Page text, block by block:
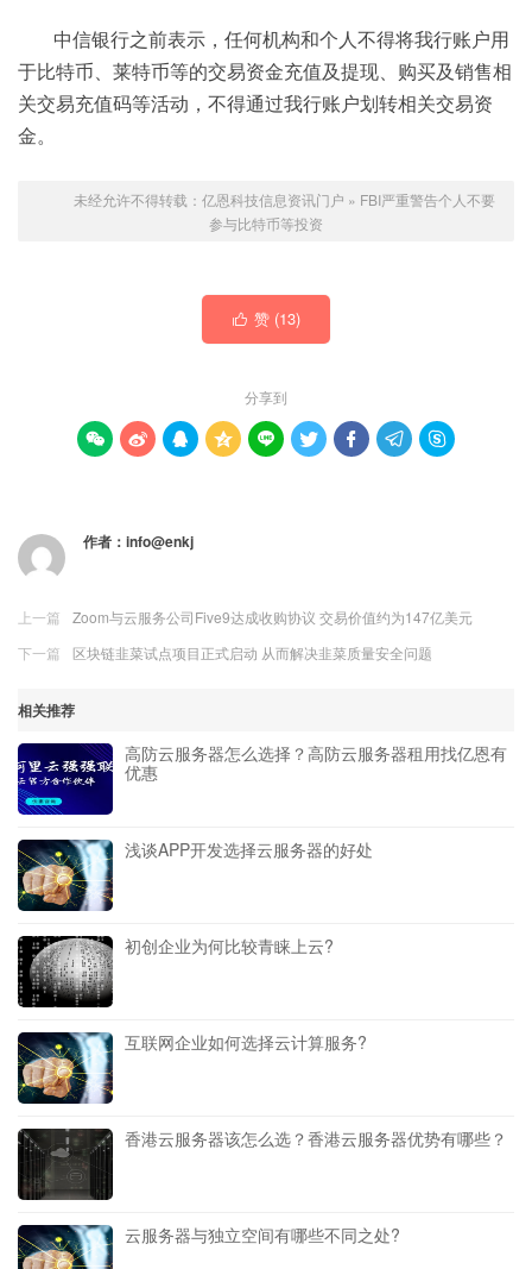
中信银行之前表示，任何机构和个人不得将我行账户用
于比特币、莱特币等的交易资金充值及提现、购买及销售相
关交易充值码等活动，不得通过我行账户划转相关交易资
金。
未经允许不得转载： 亿恩科技信息资讯门户 » FBI严重警告个人不要
参与比特币等投资
 赞 (13)
分享到
        
作者： info@enkj
上一篇
Zoom与云服务公司Five9达成收购协议 交易价值约为147亿美元
下一篇
区块链韭菜试点项目正式启动 从而解决韭菜质量安全问题
相关推荐
高防云服务器怎么选择？高防云服务器租用找亿恩有
优惠
浅谈APP开发选择云服务器的好处
初创企业为何比较青睐上云?
互联网企业如何选择云计算服务?
香港云服务器该怎么选？香港云服务器优势有哪些？
云服务器与独立空间有哪些不同之处?